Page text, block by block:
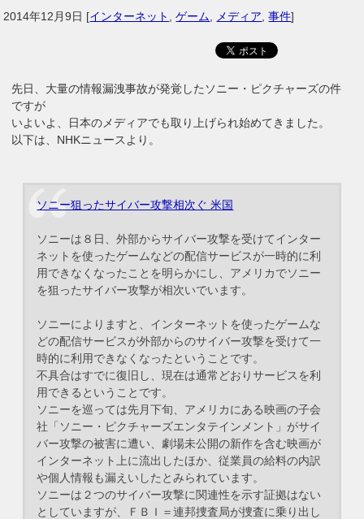
2014年12月9日 [インターネット ,ゲーム メディア ,事件]
先日、大量の情報漏洩事故が発覚したソニー・ピクチャーズの件
ですが
いよいよ、日本のメディアでも取り上げられ始めてきました。
以下は、NHKニュースより。
ソニー狙ったサイバー攻撃相次ぐ 米国
ソニーは８日、外部からサイバー攻撃を受けてインター
ネットを使ったゲームなどの配信サービスが一時的に利
用できなくなったことを明らかにし、アメリカでソニー
を狙ったサイバー攻撃が相次いでいます。
ソニーによりますと、インターネットを使ったゲームな
どの配信サービスが外部からのサイバー攻撃を受けて一
時的に利用できなくなったということです。
不具合はすでに復旧し、現在は通常どおりサービスを利
用できるということです。
ソニーを巡っては先月下旬、アメリカにある映画の子会
社「ソニー・ピクチャーズエンタテインメント」がサイ
バー攻撃の被害に遭い、劇場未公開の新作を含む映画が
インターネット上に流出したほか、従業員の給料の内訳
や個人情報も漏えいしたとみられています。
ソニーは２つのサイバー攻撃に関連性を示す証拠はない
としていますが、ＦＢＩ＝連邦捜査局が捜査に乗り出し